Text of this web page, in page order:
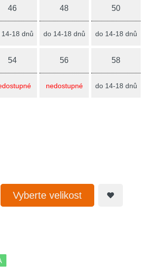
46
14-18 dnů
48
do 14-18 dnů
50
do 14-18 dnů
54 56
nedostupné
58
do 14-18 dnů
Vyberte velikost